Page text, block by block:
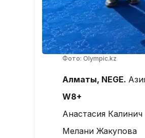
Фото: Olympic.kz
Алматы, NEGE.
W8+
Анастасия Калинич
Мелани Жакупова